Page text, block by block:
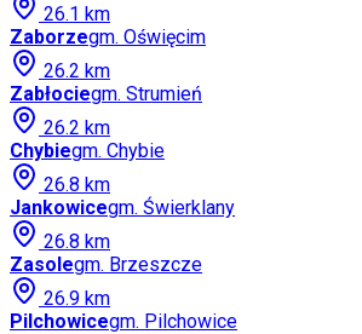
26.1 km
Zaborzegm. Oświęcim
26.2 km
Zabłociegm. Strumień
26.2 km
Chybiegm. Chybie
26.8 km
Jankowicegm. Świerklany
26.8 km
Zasolegm. Brzeszcze
26.9 km
Pilchowicegm. Pilchowice